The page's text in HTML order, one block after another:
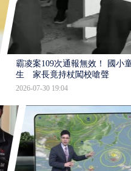
霸凌案109次通報無效！ 國小
生 家長竟持杖闖校嗆聲
2026-07-30 19:04